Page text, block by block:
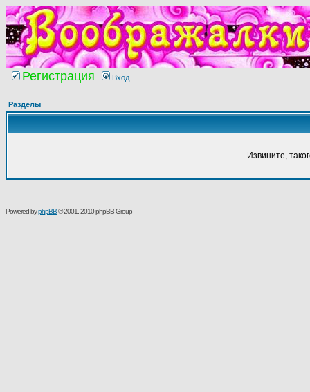
Регистрация Вход
Разделы
Извините,
Powered byphpBB© 2001, 2010 phpBB Group